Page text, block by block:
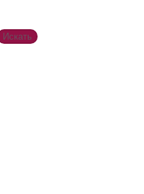
Искать